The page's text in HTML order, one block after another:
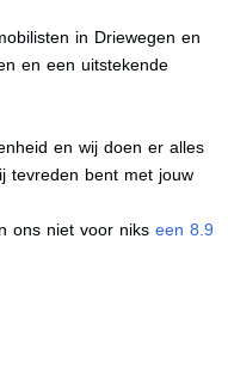
in Driewegen en
en een uitstekende
en wij doen er alles
tevreden bent met jouw
ons niet voor niks een 8.9